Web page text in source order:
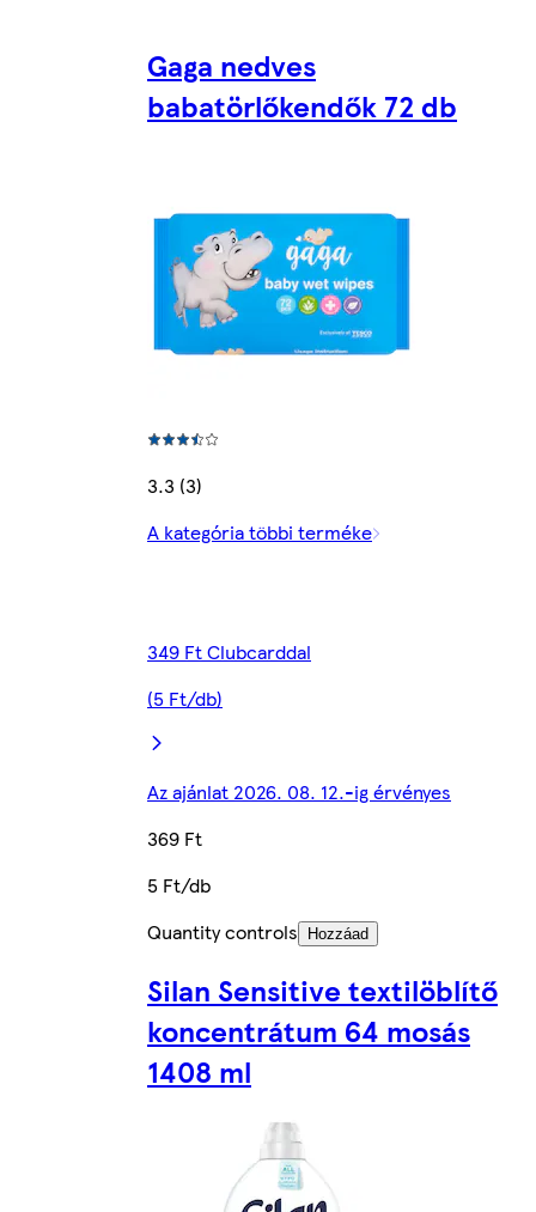
Gaga nedves
babatörlőkendők 72 db
3.3 (3)
A kategória többi terméke
349 Ft Clubcarddal
(5 Ft/db)
Az ajánlat 2026. 08. 12.-ig érvényes
369 Ft
5 Ft/db
Quantity controls
Hozzáad
Silan Sensitive textilöblítő
koncentrátum 64 mosás
1408 ml